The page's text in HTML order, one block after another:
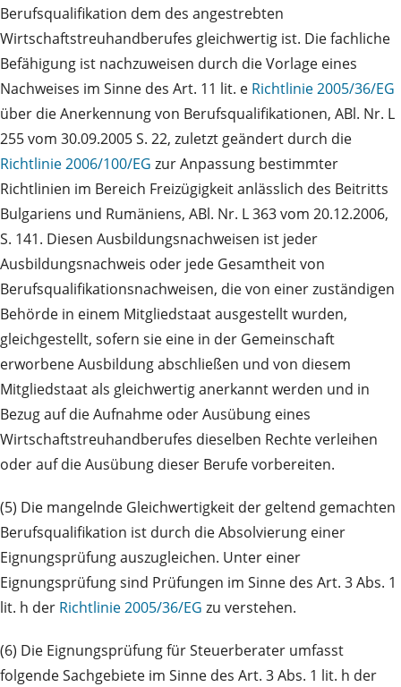
Berufsqualifikation dem des angestrebten
Wirtschaftstreuhandberufes gleichwertig ist. Die fachliche
Befähigung ist nachzuweisen durch die Vorlage eines
Nachweises im Sinne des Art. 11 lit. e Richtlinie 2005/36/EG
über die Anerkennung von Berufsqualifikationen, ABl. Nr. L
255 vom 30.09.2005 S. 22, zuletzt geändert durch die
Richtlinie 2006/100/EG zur Anpassung bestimmter
Richtlinien im Bereich Freizügigkeit anlässlich des Beitritts
Bulgariens und Rumäniens, ABl. Nr. L 363 vom 20.12.2006,
S. 141. Diesen Ausbildungsnachweisen ist jeder
Ausbildungsnachweis oder jede Gesamtheit von
Berufsqualifikationsnachweisen, die von einer zuständigen
Behörde in einem Mitgliedstaat ausgestellt wurden,
gleichgestellt, sofern sie eine in der Gemeinschaft
erworbene Ausbildung abschließen und von diesem
Mitgliedstaat als gleichwertig anerkannt werden und in
Bezug auf die Aufnahme oder Ausübung eines
Wirtschaftstreuhandberufes dieselben Rechte verleihen
oder auf die Ausübung dieser Berufe vorbereiten.
(5) Die mangelnde Gleichwertigkeit der geltend gemachten
Berufsqualifikation ist durch die Absolvierung einer
Eignungsprüfung auszugleichen. Unter einer
Eignungsprüfung sind Prüfungen im Sinne des Art. 3 Abs. 1
lit. h der Richtlinie 2005/36/EG zu verstehen.
(6) Die Eignungsprüfung für Steuerberater umfasst
folgende Sachgebiete im Sinne des Art. 3 Abs. 1 lit. h der